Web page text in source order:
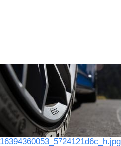
16394360053_5724121d6c_h.jpg